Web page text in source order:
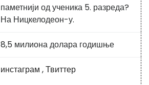
паметнији од ученика 5. разреда?
На Ницкелодеон-у.
8,5 милиона долара годишње
инстаграм ,Твиттер